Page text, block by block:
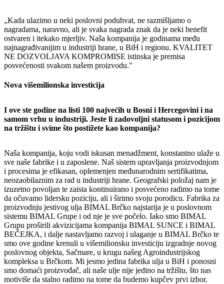
„Kada ulazimo u neki poslovni poduhvat, ne razmišljamo o
nagradama, naravno, ali je svaka nagrada znak da je neki benefit
ostvaren i itekako mjerljiv. Naša kompanija je godinama među
najnagrađivanijim u industriji hrane, u BiH i regionu. KVALITET
NE DOZVOLJAVA KOMPROMISE istinska je premisa
posvećenosti svakom našem proizvodu."
Nova višemilionska investicija
I ove ste godine na listi 100 najvećih u Bosni i Hercegovini i na
samom vrhu u industriji. Jeste li zadovoljni statusom i pozicijom
na tržištu i svime što postižete kao kompanija?
Naša kompanija, koju vodi iskusan menadžment, konstantno ulaže u
sve naše fabrike i u zaposlene. Naš sistem upravljanja proizvodnjom
i procesima je efikasan, oplemenjen međunarodnim sertifikatima,
neozaobilaznim za rad u industriji hrane. Geografski položaj nam je
izuzetno povoljan te zaista kontinuirano i posvećeno radimo na tome
da očuvamo lidersku poziciju, ali i širimo svoju porodicu. Fabrika za
proizvodnju jestivog ulja BIMAL Brčko najstarija je u poslovnom
sistemu BIMAL Grupe i od nje je sve počelo. Iako smo BIMAL
Grupu proširili akvizicijama kompanija BIMAL SUNCE i BIMAL
BEČEJKA, i dalje nastavljamo razvoj i ulaganje u BIMAL Brčko te
smo ove godine krenuli u višemilionsku investiciju izgradnje novog
poslovnog objekta, Sačmare, u krugu našeg Agroindustrijskog
kompleksa u Brčkom. Mi jesmo jedina fabrika ulja u BiH i ponosni
smo domaći proizvođač, ali naše ulje nije jedino na tržištu, što nas
motiviše da stalno radimo na tome da budemo kupčev prvi izbor.